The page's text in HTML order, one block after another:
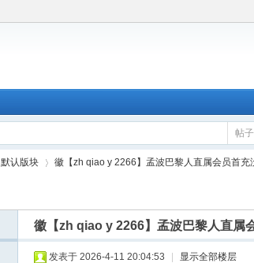
帖子
默认版块
›
徽【zh qiao y 2266】孟波巴黎人直属会员首充
徽【zh qiao y 2266】孟波巴黎人直属
发表于 2026-4-11 20:04:53 显示全部楼层